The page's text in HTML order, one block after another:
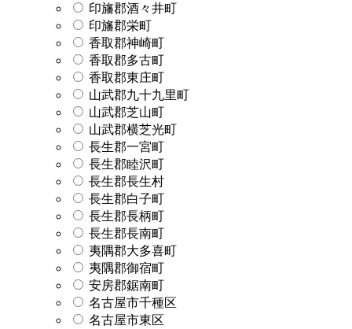
印旛郡酒々井町
印旛郡栄町
香取郡神崎町
香取郡多古町
香取郡東庄町
山武郡九十九里町
山武郡芝山町
山武郡横芝光町
長生郡一宮町
長生郡睦沢町
長生郡長生村
長生郡白子町
長生郡長柄町
長生郡長南町
夷隅郡大多喜町
夷隅郡御宿町
安房郡鋸南町
名古屋市千種区
名古屋市東区